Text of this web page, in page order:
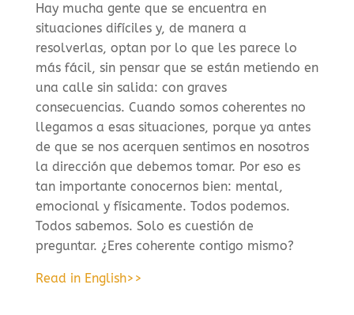
Hay mucha gente que se encuentra en
situaciones difíciles y, de manera a
resolverlas, optan por lo que les parece lo
más fácil, sin pensar que se están metiendo en
una calle sin salida: con graves
consecuencias. Cuando somos coherentes no
llegamos a esas situaciones, porque ya antes
de que se nos acerquen sentimos en nosotros
la dirección que debemos tomar. Por eso es
tan importante conocernos bien: mental,
emocional y físicamente. Todos podemos.
Todos sabemos. Solo es cuestión de
preguntar. ¿Eres coherente contigo mismo?
Read in English>>